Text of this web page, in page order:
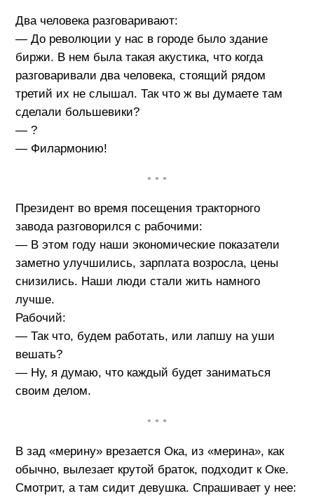
Два человека разговаривают:
— До революции у нас в городе было здание
биржи. В нем была такая акустика, что когда
разговаривали два человека, стоящий рядом
третий их не слышал. Так что ж вы думаете там
сделали большевики?
— ?
— Филармонию!
• • •
Президент во время посещения тракторного
завода разговорился с рабочими:
— В этом году наши экономические показатели
заметно улучшились, зарплата возросла, цены
снизились. Наши люди стали жить намного
лучше.
Рабочий:
— Так что, будем работать, или лапшу на уши
вешать?
— Ну, я думаю, что каждый будет заниматься
своим делом.
• • •
В зад «мерину» врезается Ока, из «мерина», как
обычно, вылезает крутой браток, подходит к Оке.
Смотрит, а там сидит девушка. Спрашивает у нее: